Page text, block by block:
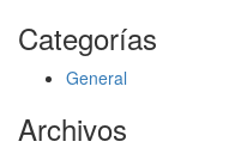
Categorías
General
Archivos